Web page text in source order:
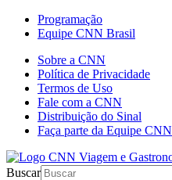
Programação
Equipe CNN Brasil
Sobre a CNN
Política de Privacidade
Termos de Uso
Fale com a CNN
Distribuição do Sinal
Faça parte da Equipe CNN
Buscar